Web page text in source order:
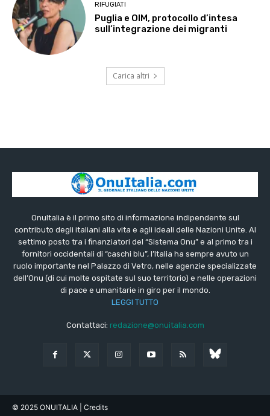
RIFUGIATI
Puglia e OIM, protocollo d’intesa
sull’integrazione dei migranti
Carica altri
OnuItalia è il primo sito di informazione indipendente sul
contributo degli italiani alla vita e agli ideali delle Nazioni Unite. Al
settimo posto tra i finanziatori del “Sistema Onu” e al primo tra i
fornitori occidentali di “caschi blu”, l’Italia ha sempre avuto un
ruolo importante nel Palazzo di Vetro, nelle agenzie specializzate
dell’Onu (di cui molte ospitate sul suo territorio) e nelle operazioni
di pace e umanitarie in giro per il mondo.
LEGGI TUTTO
Contattaci: redazione@onuitalia.com
© 2025 ONUITALIA | Credits